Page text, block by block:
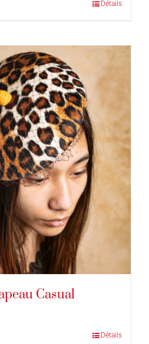
Détails
Casual
Détails